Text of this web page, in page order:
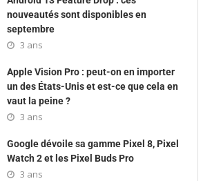
nouveautés sont disponibles en
septembre
3 ans
Apple Vision Pro : peut-on en importer
un des États-Unis et est-ce que cela en
vaut la peine ?
3 ans
Google dévoile sa gamme Pixel 8, Pixel
Watch 2 et les Pixel Buds Pro
3 ans